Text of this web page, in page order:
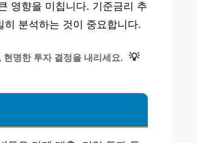
영향을 미칩니다. 기준금리 추
분석하는 것이 중요합니다.
명한 투자 결정을 내리세요. 💡